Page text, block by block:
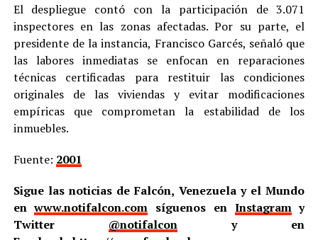
El despliegue contó con la participación de 3.071
inspectores en las zonas afectadas. Por su parte, el
presidente de la instancia, Francisco Garcés, señaló que
las labores inmediatas se enfocan en reparaciones
técnicas certificadas para restituir las condiciones
originales de las viviendas y evitar modificaciones
empíricas que comprometan la estabilidad de los
inmuebles.
Fuente: 2001
Sigue las noticias de Falcón, Venezuela y el Mundo
enwww.notifalcon.com síguenos en Instagramy
Twitter @notifalcony en